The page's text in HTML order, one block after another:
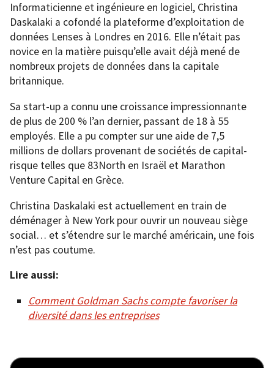
Informaticienne et ingénieure en logiciel, Christina
Daskalaki a cofondé la plateforme d’exploitation de
données Lenses à Londres en 2016. Elle n’était pas
novice en la matière puisqu’elle avait déjà mené de
nombreux projets de données dans la capitale
britannique.
Sa start-up a connu une croissance impressionnante
de plus de 200 % l’an dernier, passant de 18 à 55
employés. Elle a pu compter sur une aide de 7,5
millions de dollars provenant de sociétés de capital-
risque telles que 83North en Israël et Marathon
Venture Capital en Grèce.
Christina Daskalaki est actuellement en train de
déménager à New York pour ouvrir un nouveau siège
social… et s’étendre sur le marché américain, une fois
n’est pas coutume.
Lire aussi:
Comment Goldman Sachs compte favoriser la
diversité dans les entreprises